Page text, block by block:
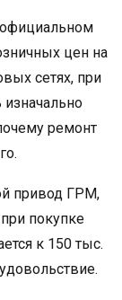
официальном
цен на
сетях, при
изначально
ремонт
привод ГРМ,
покупке
к 150 тыс.